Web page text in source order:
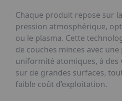
Chaque produit repose sur
pression atmosphérique,
ou le plasma. Cette
de couches minces avec
uniformité atomiques, à des
sur de grandes surfaces,
faible coût d’exploitation.